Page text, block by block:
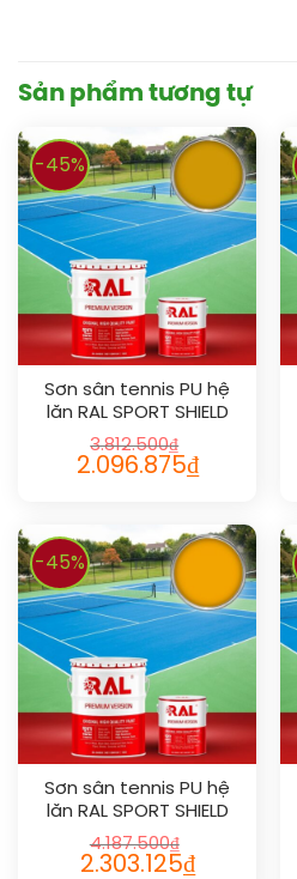
Sản phẩm tương tự
-45%
Sơn sân tennis PU hệ
lăn RAL SPORT SHIELD
1006
3.812.500₫
2.096.875₫
-45%
Sơn sân tennis PU hệ
lăn RAL SPORT SHIELD
1028
4.187.500₫
2.303.125₫